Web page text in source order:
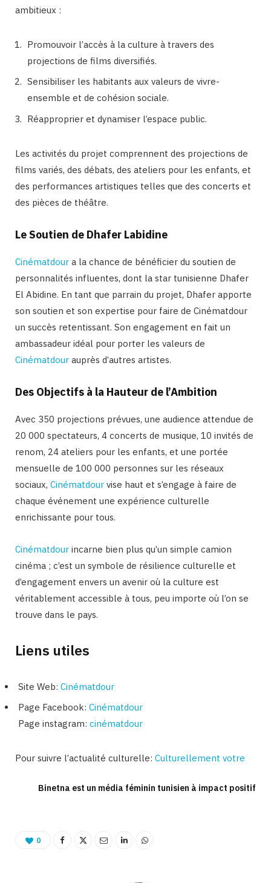
ambitieux :
Promouvoir l’accès à la culture à travers des
projections de films diversifiés.
Sensibiliser les habitants aux valeurs de vivre-
ensemble et de cohésion sociale.
Réapproprier et dynamiser l’espace public.
Les activités du projet comprennent des projections de
films variés, des débats, des ateliers pour les enfants, et
des performances artistiques telles que des concerts et
des pièces de théâtre.
Le Soutien de Dhafer Labidine
Cinématdour a la chance de bénéficier du soutien de
personnalités influentes, dont la star tunisienne Dhafer
El Abidine. En tant que parrain du projet, Dhafer apporte
son soutien et son expertise pour faire de Cinématdour
un succès retentissant. Son engagement en fait un
ambassadeur idéal pour porter les valeurs de
Cinématdour auprès d’autres artistes.
Des Objectifs à la Hauteur de l’Ambition
Avec 350 projections prévues, une audience attendue de
20 000 spectateurs, 4 concerts de musique, 10 invités de
renom, 24 ateliers pour les enfants, et une portée
mensuelle de 100 000 personnes sur les réseaux
sociaux, Cinématdour vise haut et s’engage à faire de
chaque événement une expérience culturelle
enrichissante pour tous.
Cinématdour incarne bien plus qu’un simple camion
cinéma ; c’est un symbole de résilience culturelle et
d’engagement envers un avenir où la culture est
véritablement accessible à tous, peu importe où l’on se
trouve dans le pays.
Liens utiles
Site Web: Cinématdour
Page Facebook: Cinématdour
Page instagram: cinématdour
Pour suivre l’actualité culturelle: Culturellement votre
Binetna est un média féminin tunisien à impact positif
0